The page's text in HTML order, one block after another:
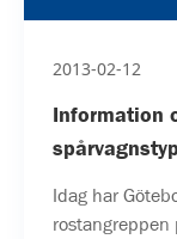
2013-02-12
Information
Idag har
rostangreppen